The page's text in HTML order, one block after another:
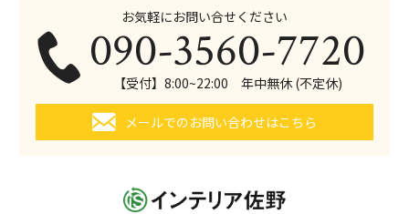
お気軽にお問い合せください
090-3560-7720
【受付】8:00~22:00 年中無休 (不定休)
メールでのお問い合わせはこちら